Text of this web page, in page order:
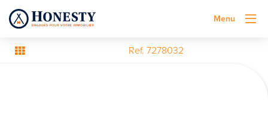
Menu
Ref. 7278032